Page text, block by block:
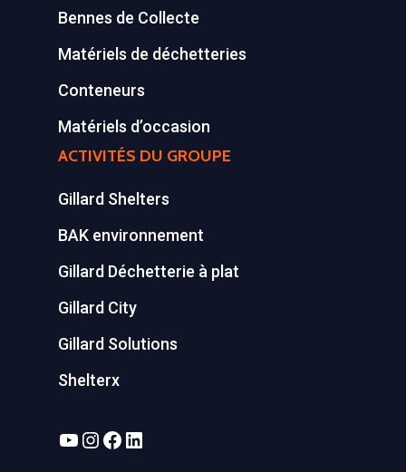
Bennes de Collecte
Matériels de déchetteries
Conteneurs
Matériels d’occasion
ACTIVITÉS DU GROUPE
Gillard Shelters
BAK environnement
Gillard Déchetterie à plat
Gillard City
Gillard Solutions
Shelterx
YouTube
Instagram
Facebook